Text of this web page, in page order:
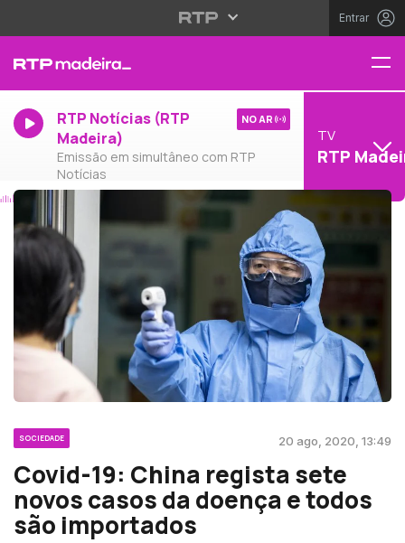
Entrar
RTP Notícias (RTP
Madeira)
Emissão em simultâneo com RTP
Notícias
NO AR
TV
RTP
SOCIEDADE 20 ago, 2020, 13:49
Covid-19: China regista sete
novos casos da doença e todos
são importados